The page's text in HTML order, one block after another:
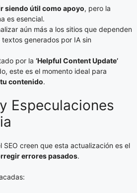
siendo útil como apoyo, pero la
es esencial.
aún más a los sitios que dependen
generados por IA sin
por la ‘Helpful Content Update’
este es el momento ideal para
contenido.
Especulaciones
SEO creen que esta actualización es el
errores pasados.